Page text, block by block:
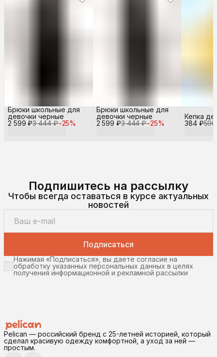
2 599 ₽3 444 ₽−25%
Брюки школьные для
девочки черные
2 599 ₽3 444 ₽−25%
Брюки школьные для
девочки черные
384 ₽
Кепка
Подпишитесь на рассылку
Чтобы всегда оставаться в курсе актуальных
новостей
Подписаться
Нажимая «Подписаться», вы даете согласие на
обработку указанных персональных данных в целях
получения информационной и рекламной рассылки
Pelican — российский бренд с 25-летней историей, который
сделал красивую одежду комфортной, а уход за ней —
простым.